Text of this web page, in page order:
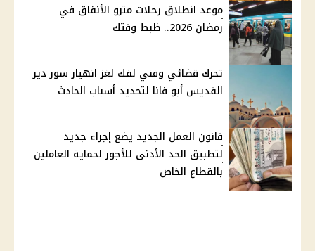
موعد انطلاق رحلات مترو الأنفاق في
رمضان 2026.. ظبط وقتك
تحرك قضائي وفني لفك لغز انهيار سور دير
القديس أبو فانا لتحديد أسباب الحادث
قانون العمل الجديد يضع إجراء جديد
لتطبيق الحد الأدنى للأجور لحماية العاملين
بالقطاع الخاص